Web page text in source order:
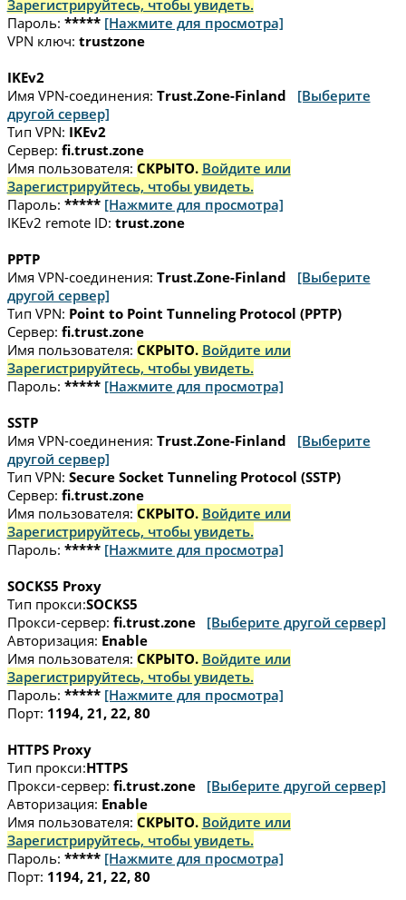
Зарегистрируйтесь, чтобы увидеть.
Пароль: ***** [Нажмите для просмотра]
VPN ключ: trustzone
IKEv2
Имя VPN-соединения: Trust.Zone-Finland
[Выберите
другой сервер]
Тип VPN: IKEv2
Сервер: fi.trust.zone
Имя пользователя: СКРЫТО. Войдите или
Зарегистрируйтесь, чтобы увидеть.
Пароль: ***** [Нажмите для просмотра]
IKEv2 remote ID: trust.zone
PPTP
Имя VPN-соединения: Trust.Zone-Finland
[Выберите
другой сервер]
Тип VPN: Point to Point Tunneling Protocol (PPTP)
Сервер: fi.trust.zone
Имя пользователя: СКРЫТО. Войдите или
Зарегистрируйтесь, чтобы увидеть.
Пароль: ***** [Нажмите для просмотра]
SSTP
Имя VPN-соединения: Trust.Zone-Finland
[Выберите
другой сервер]
Тип VPN: Secure Socket Tunneling Protocol (SSTP)
Сервер: fi.trust.zone
Имя пользователя: СКРЫТО. Войдите или
Зарегистрируйтесь, чтобы увидеть.
Пароль: ***** [Нажмите для просмотра]
SOCKS5 Proxy
Тип прокси:SOCKS5
Прокси-сервер: fi.trust.zone
[Выберите другой сервер]
Авторизация: Enable
Имя пользователя: СКРЫТО. Войдите или
Зарегистрируйтесь, чтобы увидеть.
Пароль: ***** [Нажмите для просмотра]
Порт: 1194, 21, 22, 80
HTTPS Proxy
Тип прокси:HTTPS
Прокси-сервер: fi.trust.zone
[Выберите другой сервер]
Авторизация: Enable
Имя пользователя: СКРЫТО. Войдите или
Зарегистрируйтесь, чтобы увидеть.
Пароль: ***** [Нажмите для просмотра]
Порт: 1194, 21, 22, 80